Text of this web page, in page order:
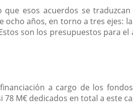
esos acuerdos se
años, en torno a tres ejes:
son los presupuestos para
a cargo de los
78 M€ dedicados en total a este